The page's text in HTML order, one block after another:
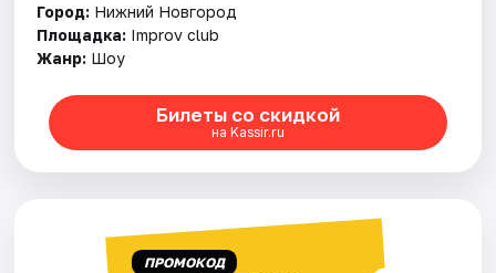
Город: Нижний Новгород
Площадка: Improv club
Жанр: Шоу
Билеты со скидкой
на Kassir.ru
ПРОМОКОД